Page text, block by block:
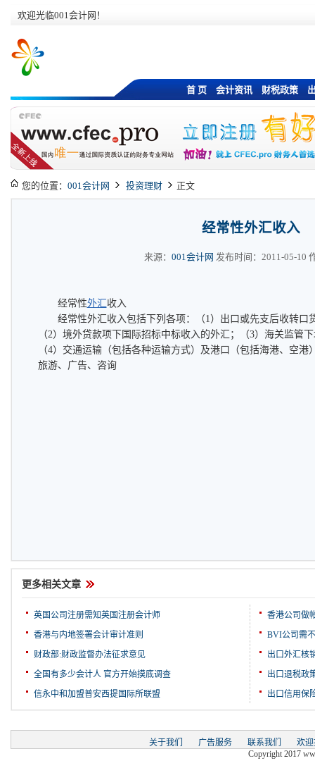
欢迎光临001会计网！
首 页 会计资讯 财税政策
您的位置： 001会计网 投资理财 正文
经常性外汇收入
来源： 001会计网 发布时间：2011-05-10
经常性外汇 收入
经常性外汇收入包括下列各项：（1）出口或先支后收转口
（2）境外贷款项下国际招标中标收入的外汇；（3）海关监管
（4）交通运输（包括各种运输方式）及港口（包括海港、空
旅游、广告、咨询
更多相关文章
英国公司注册需知英国注册会计师
香港与内地签署会计审计准则
财政部:财政监督办法征求意见
全国有多少会计人 官方开始摸底调查
信永中和加盟普安西提国际所联盟
香港公司做
BVI公司需
出口外汇核
出口退税政
出口信用保
关于我们 广告服务 联系我们
欢
Copyright 2017